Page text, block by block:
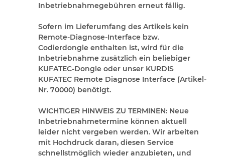
Inbetriebnahmegebühren erneut fällig.
Sofern im Lieferumfang des Artikels kein
Remote-Diagnose-Interface bzw.
Codierdongle enthalten ist, wird für die
Inbetriebnahme zusätzlich ein beliebiger
KUFATEC-Dongle oder unser KURDIS
KUFATEC Remote Diagnose Interface (Artikel-
Nr. 70000) benötigt.
WICHTIGER HINWEIS ZU TERMINEN: Neue
Inbetriebnahmetermine können aktuell
leider nicht vergeben werden. Wir arbeiten
mit Hochdruck daran, diesen Service
schnellstmöglich wieder anzubieten, und